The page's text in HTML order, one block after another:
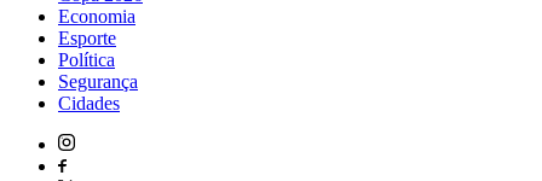
Economia
Esporte
Política
Segurança
Cidades